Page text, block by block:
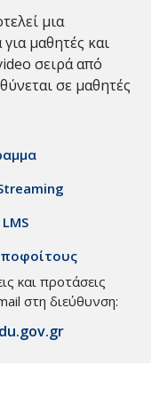
μια
μαθητές και
σειρά από
σε μαθητές
και προτάσεις
στη διεύθυνση: